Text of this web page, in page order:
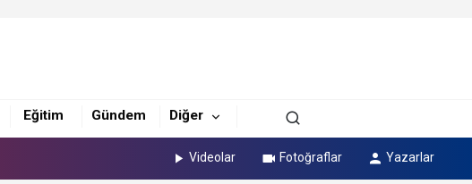
Eğitim Gündem Diğer
Videolar Fotoğraflar Yazarlar